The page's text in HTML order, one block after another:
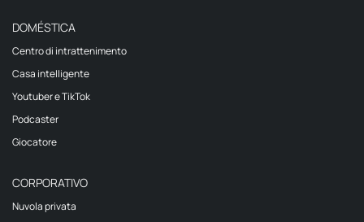
DOMÉSTICA
Centro di intrattenimento
Casa intelligente
Youtuber e TikTok
Podcaster
Giocatore
CORPORATIVO
Nuvola privata